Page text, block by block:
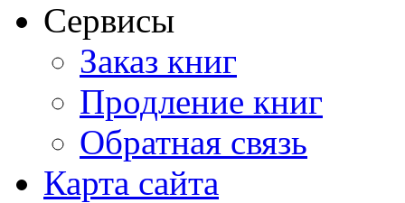
Сервисы
Заказ книг
Продление книг
Обратная связь
Карта сайта